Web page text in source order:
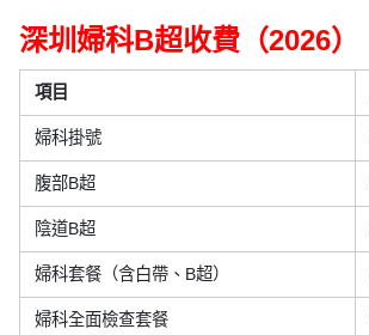
深圳婦科B超收費（2026）
項目
婦科掛號
腹部B超
陰道B超
婦科套餐（含白帶、B超）
婦科全面檢查套餐